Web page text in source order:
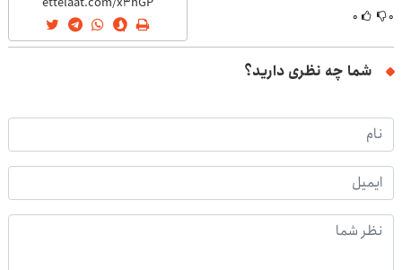
۰ ۰
شما چه نظری دارید؟